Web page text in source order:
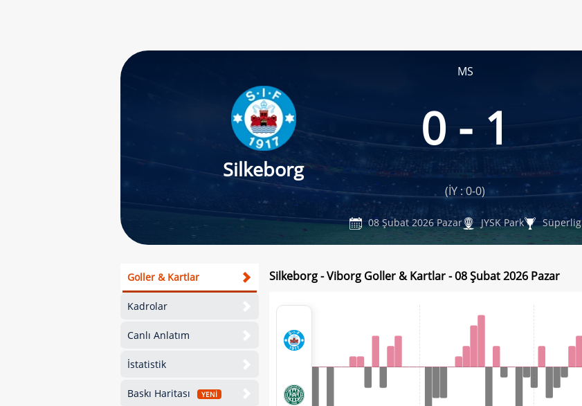
MS
Silkeborg
0 - 1
(İY : 0-0)
08 Şubat 2026 Pazar JYSK Park Süperlig
Goller & Kartlar
Kadrolar
Canlı Anlatım
İstatistik
Baskı Haritası YENİ
Silkeborg - Viborg Goller & Kartlar - 08 Şubat 2026 Pazar